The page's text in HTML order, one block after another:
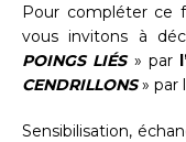
Pour compléter ce
vous invitons à
POINGS LIÉS» par
CENDRILLONS» par
Sensibilisation,